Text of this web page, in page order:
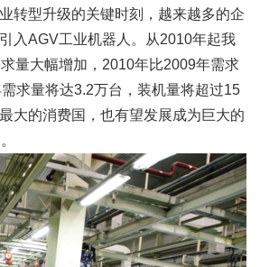
转型升级的关键时刻，越来越多的企
入AGV工业机器人。从2010年起我
量大幅增加，2010年比2009年需求
求量将达3.2万台，装机量将超过15
大的消费国，也有望发展成为巨大的